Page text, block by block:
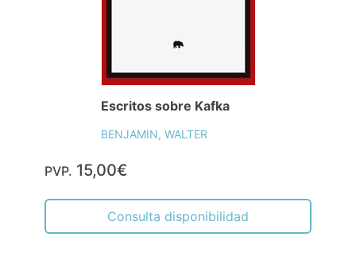
Escritos sobre Kafka
BENJAMIN, WALTER
PVP. 15,00€
Consulta disponibilidad